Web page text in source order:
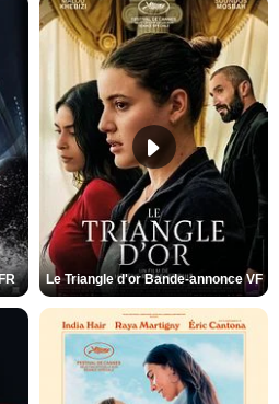
Le Triangle d'or Bande-annonce VF